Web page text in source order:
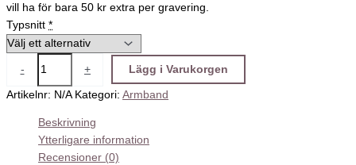
vill ha för bara 50 kr extra per gravering.
Typsnitt *
- + Lägg i Varukorgen
Artikelnr: N/A Kategori: Armband
Beskrivning
Ytterligare information
Recensioner (0)